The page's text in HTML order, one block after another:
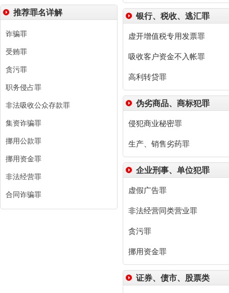
推荐罪名详解
诈骗罪
受贿罪
贪污罪
职务侵占罪
非法吸收公众存款罪
集资诈骗罪
挪用公款罪
挪用资金罪
非法经营罪
合同诈骗罪
银行、税收、逃汇罪
虚开增值税专用发票罪
吸收客户资金不入帐罪
高利转贷罪
伪劣商品、商标犯罪
侵犯商业秘密罪
生产、销售劣药罪
企业刑事、单位犯罪
虚假广告罪
非法经营同类营业罪
贪污罪
挪用资金罪
证券、债市、股票类